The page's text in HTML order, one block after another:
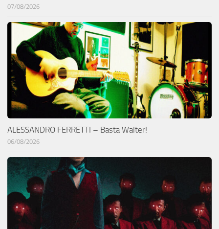
07/08/2026
ALESSANDRO FERRETTI – Basta Walter!
06/08/2026